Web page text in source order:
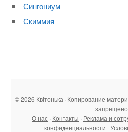
Сингониум
Скиммия
© 2026 Квітонька · Копирование
запрещено
О нас · Контакты · Реклама и
конфиденциальности ·